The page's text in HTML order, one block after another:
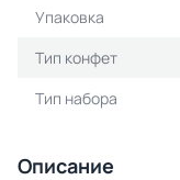
Упаковка
Тип конфет
Тип набора
Описание